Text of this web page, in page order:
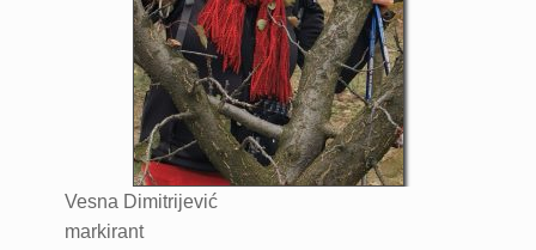
Vesna Dimitrijević
markirant